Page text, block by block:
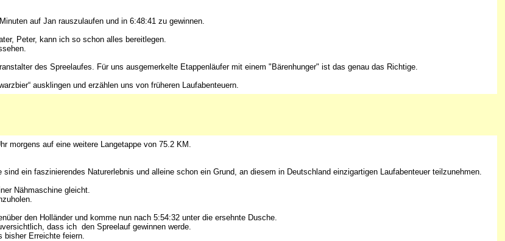
auf Jan rauszulaufen und in 6:48:41 zu gewinnen.
Peter, kann ich so schon alles bereitlegen.
des Spreelaufes. Für uns ausgemerkelte Etappenläufer mit einem "Bärenhunger" ist das genau das Richtige.
ausklingen und erzählen uns von früheren Laufabenteuern.
morgens auf eine weitere Langetappe von 75.2 KM.
ein faszinierendes Naturerlebnis und alleine schon ein Grund, an diesem in Deutschland einzigartigen Laufabenteuer teilzunehmen.
Nähmaschine gleicht.
den Holländer und komme nun nach 5:54:32 unter die ersehnte Dusche.
dass ich den Spreelauf gewinnen werde.
bisher Erreichte feiern.